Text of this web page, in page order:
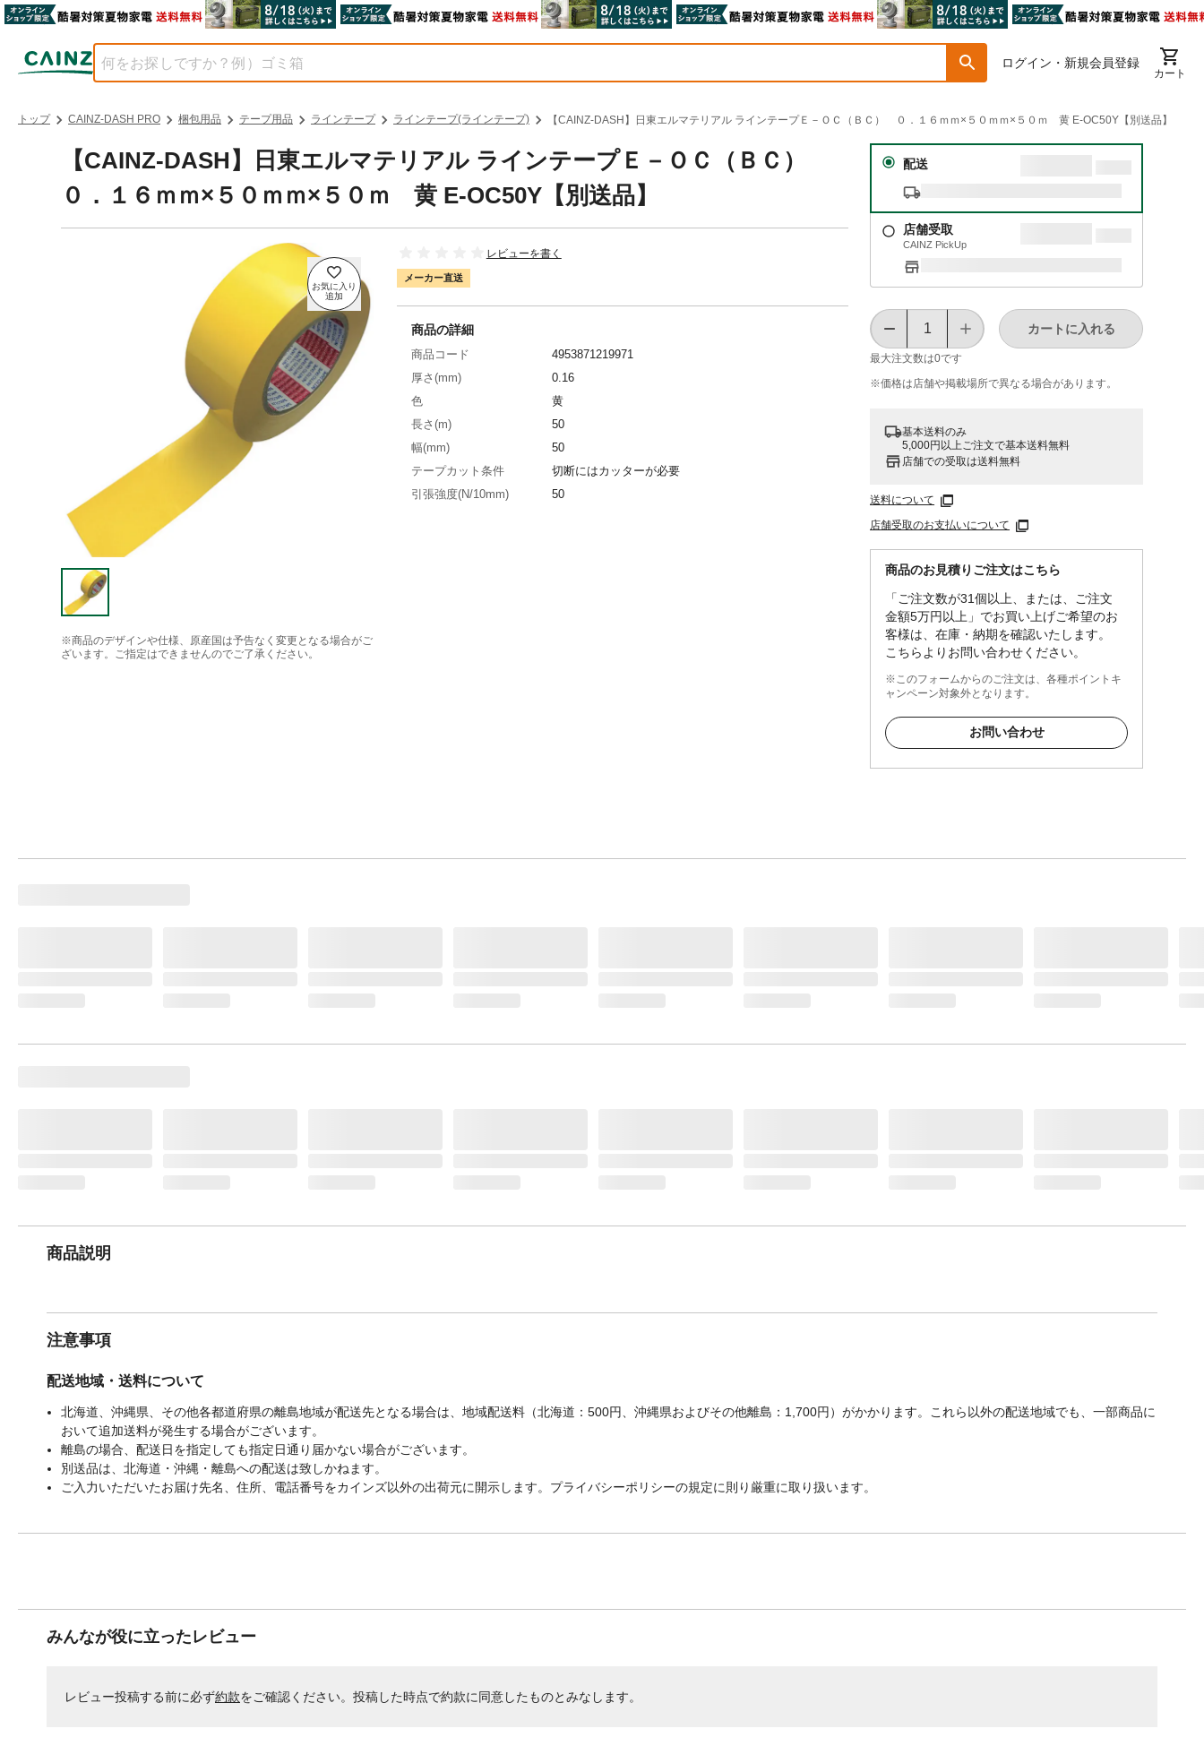
ログイン・新規会員登録
カート
トップ CAINZ-DASH PRO 梱包用品 テープ用品 ラインテープ ラインテープ(ラインテープ) 【CAINZ-DASH】日東エルマテリアル ラインテープＥ－ＯＣ（ＢＣ） ０．１６ｍｍ×５０ｍｍ×５０ｍ 黄 E-OC50Y【別送品】
【CAINZ-DASH】日東エルマテリアル ラインテープＥ－ＯＣ（ＢＣ）
０．１６ｍｍ×５０ｍｍ×５０ｍ 黄 E-OC50Y【別送品】
※商品のデザインや仕様、原産国は予告なく変更となる場合がご
ざいます。ご指定はできませんのでご了承ください。
レビューを書く
メーカー直送
配送
店舗受取
CAINZ PickUp
最大注文数は0です
カートに入れる
※価格は​店舗や​掲載場所で​異なる​場合が​あります。
基本送料のみ
5,000円以上ご注文で基本送料無料
店舗での受取は送料無料
送料について
店舗受取のお支払いについて
商品のお見積りご注文はこちら
「ご注文数が31個以上、または、ご注文
金額5万円以上」でお買い上げご希望のお
客様は、在庫・納期を確認いたします。
こちらよりお問い合わせください。
※このフォームからのご注文は、各種ポイントキ
ャンペーン対象外となります。
お問い合わせ
商品の詳細
商品コード
4953871219971
厚さ(mm)
0.16
色
黄
長さ(m)
50
幅(mm)
50
テープカット条件
切断にはカッターが必要
引張強度(N/10mm)
50
商品説明
注意事項
配送地域・送料について
北海道、沖縄県、その他各都道府県の離島地域が配送先となる場合は、地域配送料（北海道：500円、沖縄県およびその他離島：1,700円）がかかります。これら以外の配送地域でも、一部商品に
おいて追加送料が発生する場合がございます。
離島の場合、配送日を指定しても指定日通り届かない場合がございます。
別送品は、北海道・沖縄・離島への配送は致しかねます。
ご入力いただいたお届け先名、住所、電話番号をカインズ以外の出荷元に開示します。プライバシーポリシーの規定に則り厳重に取り扱います。
みんなが役に立ったレビュー
レビュー投稿する前に必ず約款をご確認ください。投稿した時点で約款に同意したものとみなします。